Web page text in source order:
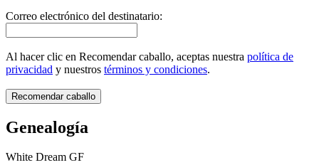
Correo electrónico del destinatario:
Al hacer clic en Recomendar caballo, aceptas nuestra política de
privacidad y nuestros términos y condiciones.
Genealogía
White Dream GF